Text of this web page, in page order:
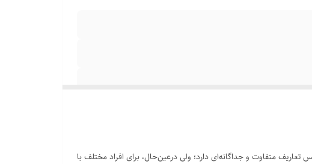
متفاوت و جداگانه‌ای دارد؛ ولی درعین‌حال، برای افراد مختلف با